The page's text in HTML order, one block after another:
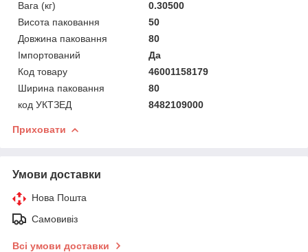
Вага (кг)
0.30500
Висота паковання
50
Довжина паковання
80
Імпортований
Да
Код товару
46001158179
Ширина паковання
80
код УКТЗЕД
8482109000
Приховати
Умови доставки
Нова Пошта
Самовивіз
Всі умови доставки